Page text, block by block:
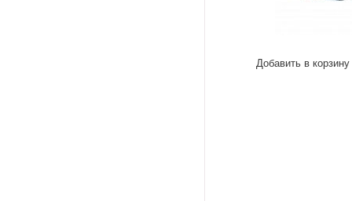
Добавить в корзину